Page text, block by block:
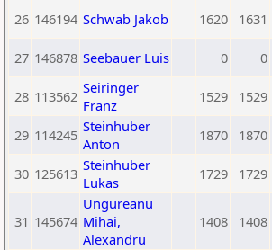
26 146194 Schwab Jakob 1620 1631
27 146878 Seebauer Luis 0 0
28 113562 Seiringer
Franz
1529 1529
29 114245 Steinhuber
Anton
1870 1870
30 125613 Steinhuber
Lukas
1729 1729
31 145674
Ungureanu
Mihai,
Alexandru
1408 1408